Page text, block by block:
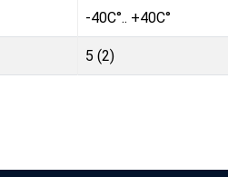
-40C°.. +40C°
5 (2)